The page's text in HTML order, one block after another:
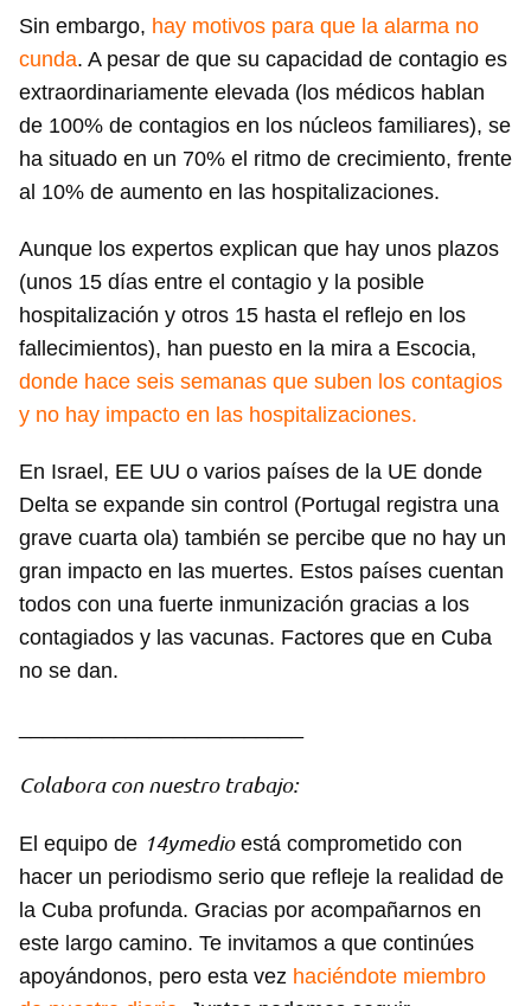
Sin embargo, hay motivos para que la alarma no
cunda. A pesar de que su capacidad de contagio es
extraordinariamente elevada (los médicos hablan
de 100% de contagios en los núcleos familiares), se
ha situado en un 70% el ritmo de crecimiento, frente
al 10% de aumento en las hospitalizaciones.
Aunque los expertos explican que hay unos plazos
(unos 15 días entre el contagio y la posible
hospitalización y otros 15 hasta el reflejo en los
fallecimientos), han puesto en la mira a Escocia,
donde hace seis semanas que suben los contagios
y no hay impacto en las hospitalizaciones.
En Israel, EE UU o varios países de la UE donde
Delta se expande sin control (Portugal registra una
grave cuarta ola) también se percibe que no hay un
gran impacto en las muertes. Estos países cuentan
todos con una fuerte inmunización gracias a los
contagiados y las vacunas. Factores que en Cuba
no se dan.
Colabora con nuestro trabajo:
El equipo de 14ymedioestá comprometido con
hacer un periodismo serio que refleje la realidad de
la Cuba profunda. Gracias por acompañarnos en
este largo camino. Te invitamos a que continúes
apoyándonos, pero esta vez haciéndote miembro